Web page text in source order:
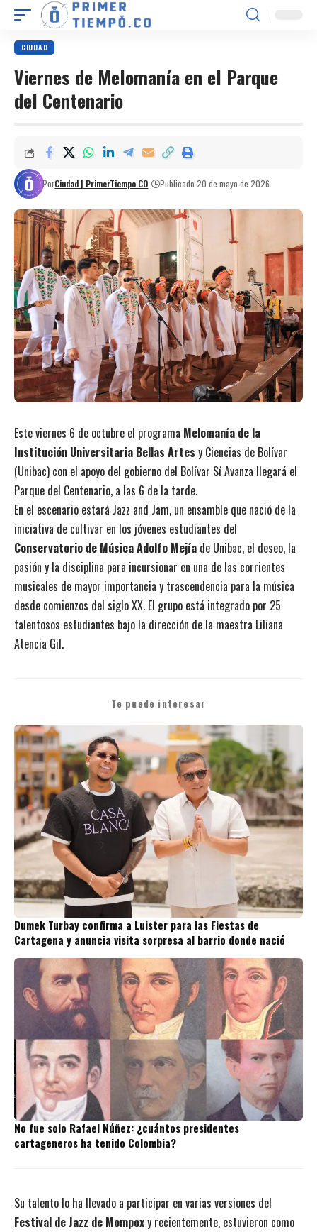
CIUDAD
Viernes de Melomanía en el Parque
del Centenario
PorCiudad | PrimerTiempo.CO Publicado 20 de mayo de 2026
Este viernes 6 de octubre el programa Melomanía de la
Institución Universitaria Bellas Artes y Ciencias de Bolívar
(Unibac) con el apoyo del gobierno del Bolívar Sí Avanza llegará el
Parque del Centenario, a las 6 de la tarde.
En el escenario estará Jazz and Jam, un ensamble que nació de la
iniciativa de cultivar en los jóvenes estudiantes del
Conservatorio de Música Adolfo Mejía de Unibac, el deseo, la
pasión y la disciplina para incursionar en una de las corrientes
musicales de mayor importancia y trascendencia para la música
desde comienzos del siglo XX. El grupo está integrado por 25
talentosos estudiantes bajo la dirección de la maestra Liliana
Atencia Gil.
Te puede interesar
Dumek Turbay confirma a Luister para las Fiestas de
Cartagena y anuncia visita sorpresa al barrio donde nació
No fue solo Rafael Núñez: ¿cuántos presidentes
cartageneros ha tenido Colombia?
Su talento lo ha llevado a participar en varias versiones del
Festival de Jazz de Mompoxy recientemente, estuvieron como